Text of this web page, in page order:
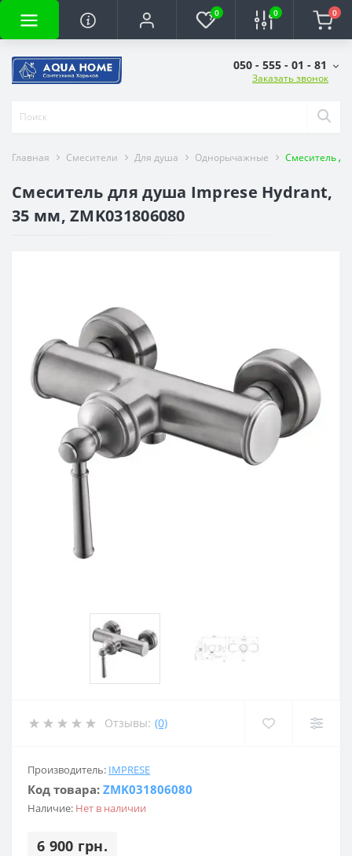
0 0 0
050 - 555 - 01 - 81
Заказать звонок
Главная Смесители Для душа Однорычажные Смеситель
Смеситель для душа Imprese Hydrant,
35 мм, ZMK031806080
Отзывы: (0)
Производитель: IMPRESE
Код товара: ZMK031806080
Наличие: Нет в наличии
6 900 грн.